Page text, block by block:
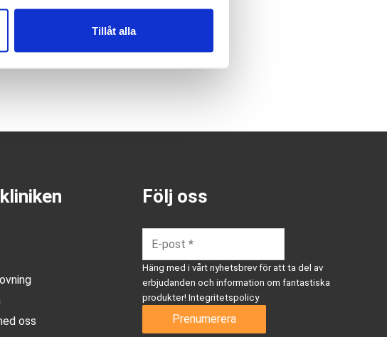
Tillåt alla
oss
Följ oss
Häng med i vårt nyhetsbrev för att ta del av
erbjudanden och information om fantastiska
produkter! Integritetspolicy